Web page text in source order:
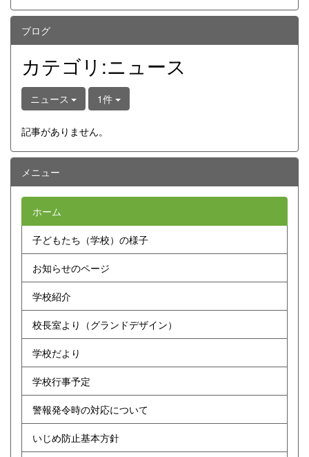
ブログ
カテゴリ:ニュース
ニュース 1件
記事がありません。
メニュー
ホーム
子どもたち（学校）の様子
お知らせのページ
学校紹介
校長室より（グランドデザイン）
学校だより
学校行事予定
警報発令時の対応について
いじめ防止基本方針